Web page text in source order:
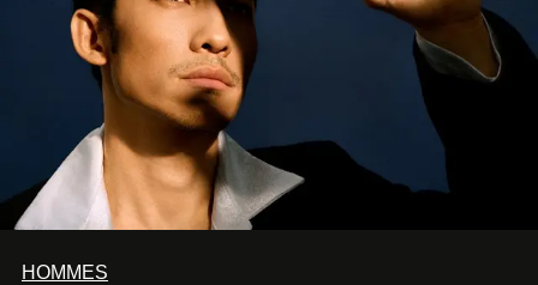
HOMMES